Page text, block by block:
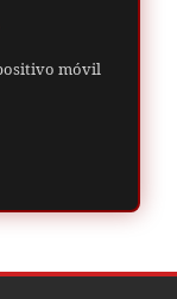
móvil